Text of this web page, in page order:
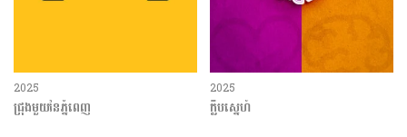
2025
ជ្រុងមួយនៃភ្នំពេញ
2025
ក្លឹបស្នេហ៍